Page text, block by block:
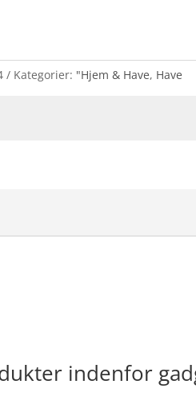
Kategorier: "Hjem & Have, Have
indenfor